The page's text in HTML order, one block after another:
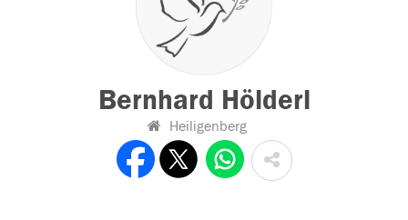
Bernhard Hölderl
Heiligenberg